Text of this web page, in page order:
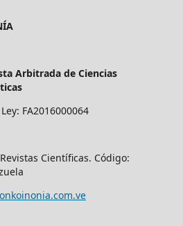
Arbitrada de Ciencias
FA2016000064
Científicas. Código: